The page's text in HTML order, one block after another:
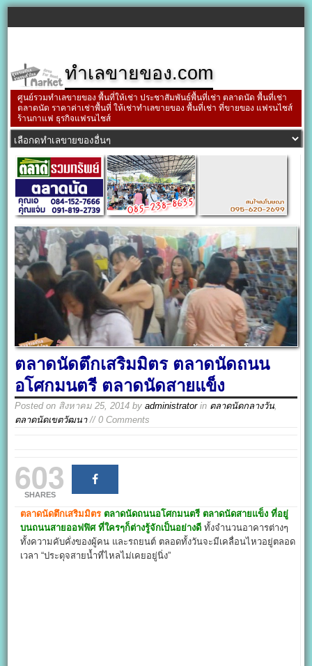
ทำเลขายของ.com
ศูนย์รวมทำเลขายของ พื้นที่ให้เช่า ประชาสัมพันธ์พื้นที่เช่า ตลาดนัด พื้นที่เช่า
ตลาดนัด ราคาค่าเช่าพื้นที่ ให้เช่าทำเลขายของ พื้นที่เช่า ที่ขายของ แฟรนไชส์
ร้านกาแฟ ธุรกิจแฟรนไชส์
ตลาดนัดตึกเสริมมิตร ตลาดนัดถนน
อโศกมนตรี ตลาดนัดสายแข็ง
Posted on สิงหาคม 25, 2014 byadministratorin ตลาดนัดกลางวัน,
ตลาดนัดเขตวัฒนา// 0 Comments
603
SHARES
ตลาดนัดตึกเสริมมิตร ตลาดนัดถนนอโศกมนตรี ตลาดนัดสายแข็ง ที่อยู่
บนถนนสายออฟฟิศ ที่ใครๆก็ต่างรู้จักเป็นอย่างดี ทั้งจำนวนอาคารต่างๆ
ทั้งความคับคั่งของผู้คน และรถยนต์ ตลอดทั้งวันจะมีเคลื่อนไหวอยู่ตลอด
เวลา “ประดุจสายน้ำที่ไหลไม่เคยอยู่นิ่ง”